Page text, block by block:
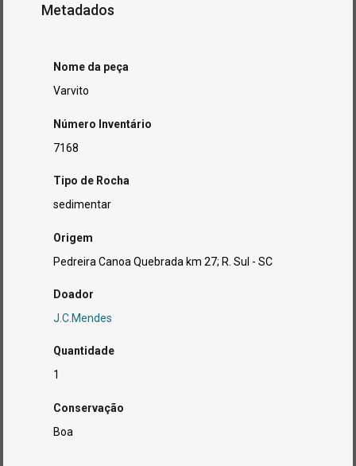
Metadados
Nome da peça
Varvito
Número Inventário
7168
Tipo de Rocha
sedimentar
Origem
Pedreira Canoa Quebrada km 27; R. Sul - SC
Doador
J.C.Mendes
Quantidade
1
Conservação
Boa